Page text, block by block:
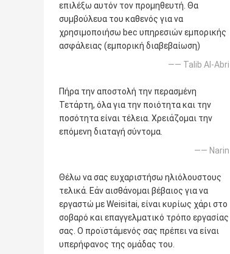
επιλέξω αυτόν τον προμηθευτή. Θα
συμβούλευα του καθενός για να
χρησιμοποιήσω bec υπηρεσιών εμπορικής
ασφάλειας (εμπορική διαβεβαίωση)
—— Talib Al-Abri
Πήρα την αποστολή την περασμένη
Τετάρτη, όλα για την ποιότητα και την
ποσότητα είναι τέλεια. Χρειάζομαι την
επόμενη διαταγή σύντομα.
—— Narin
Θέλω να σας ευχαριστήσω ηλιόλουστους
τελικά. Εάν αισθάνομαι βέβαιος για να
εργαστώ με Weisitai, είναι κυρίως χάρι στο
σοβαρό και επαγγελματικό τρόπο εργασίας
σας. Ο προϊστάμενός σας πρέπει να είναι
υπερήφανος της ομάδας του.